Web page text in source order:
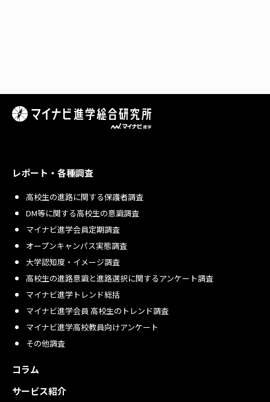
レポート・各種調査
高校生の進路に関する保護者調査
DM等に関する高校生の意識調査
マイナビ進学会員定期調査
オープンキャンパス実態調査
大学認知度・イメージ調査
高校生の進路意識と進路選択に関するアンケート調査
マイナビ進学トレンド総括
マイナビ進学会員 高校生のトレンド調査
マイナビ進学高校教員向けアンケート
その他調査
コラム
サービス紹介